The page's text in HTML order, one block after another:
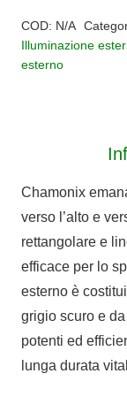
LED
Chamonix
COD: N/A
Illuminazione
esterno
Chamonix
verso l’alto e
rettangolare e
efficace per lo
esterno è
grigio scuro e
potenti ed
lunga durata